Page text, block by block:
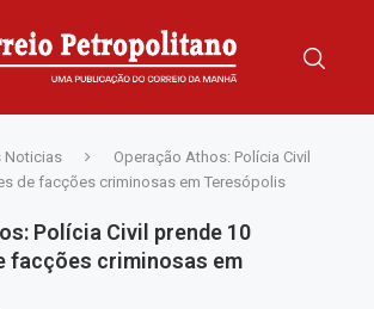
Noticias
Operação Athos: Polícia Civil
de facções criminosas em Teresópolis
Polícia Civil prende 10
facções criminosas em